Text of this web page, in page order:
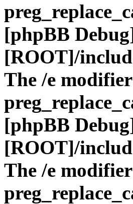
[phpBB
[ROOT]/
The /e
[phpBB
[ROOT]/
The /e